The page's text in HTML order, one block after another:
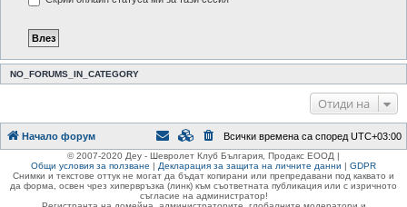
NO_FORUMS_IN_CATEGORY
Отиди на
Начало форум Всички времена са според UTC+03:00
© 2007-2020 Деу - Шевролет Клуб България, Продакс ЕООД |
Общи условия за ползване | Декларация за защита на личните данни | GDPR
Снимки и текстове оттук не могат да бъдат копирани или препредавани под каквато и
да форма, освен чрез хипервръзка (линк) към съответната публикация или с изричното
съгласие на администратор!